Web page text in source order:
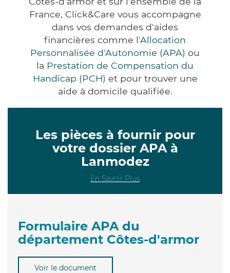
France, Click&Care vous accompagne
dans vos demandes d'aides
financières comme l'Allocation
Personnalisée d'Autonomie (APA) ou
la Prestation de Compensation du
Handicap (PCH) et pour trouver une
aide à domicile qualifiée.
Les pièces à fournir pour
votre dossier APA à
Lanmodez
En Savoir Plus
Formulaire APA du
département Côtes-d'armor
Voir le document